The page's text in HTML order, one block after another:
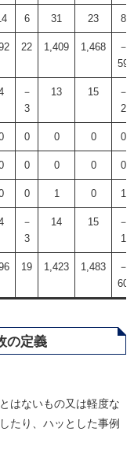
6 31 23 8
22 1,409 1,468
－
59
－
3
13 15
－
2
0 0 0 0
0 0 0 0
0 1 0 1
－
3
14 15
－
1
19 1,423 1,483
－
60
の定義
はないもの又は軽度な
たり、ハッとした事例